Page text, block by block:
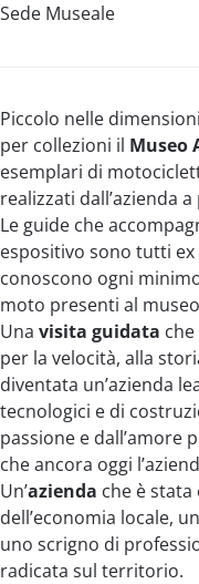
Sede Museale
Piccolo nelle
per collezioni il Museo
esemplari di
realizzati dall’azienda
Le guide che
espositivo sono tutti
conoscono ogni
moto presenti al
Una visita guidata
per la velocità, alla
diventata un’azienda
tecnologici e di
passione e dall’amore
che ancora oggi
Un’azienda che è
dell’economia locale,
uno scrigno di
radicata sul territorio.